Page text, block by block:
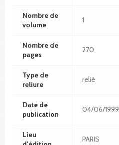
Nombre de
volume
1
Nombre de
pages
270
Type de
reliure
relié
Date de
publication
04/06/1999
Lieu
PARIS